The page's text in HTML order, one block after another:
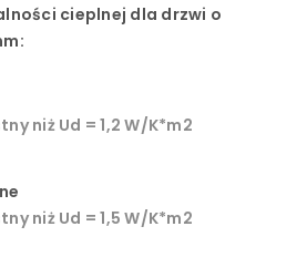
cieplnej dla drzwi o
niż Ud = 1,2 W/K*m2
niż Ud = 1,5 W/K*m2